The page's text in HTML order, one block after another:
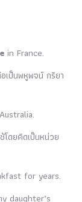
in France.
เป็นพหูพจน์ กริยา
ดยคิดเป็นหน่วย
for years.
daughter’s